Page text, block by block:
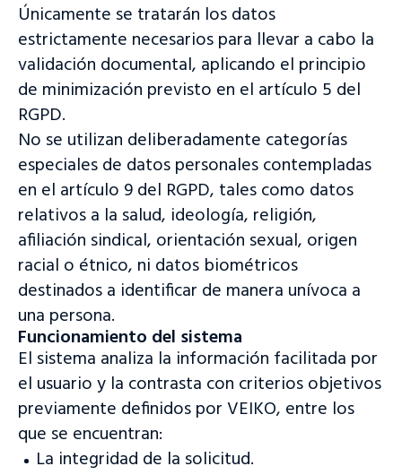
Únicamente se tratarán los datos
estrictamente necesarios para llevar a cabo la
validación documental, aplicando el principio
de minimización previsto en el artículo 5 del
RGPD.
No se utilizan deliberadamente categorías
especiales de datos personales contempladas
en el artículo 9 del RGPD, tales como datos
relativos a la salud, ideología, religión,
afiliación sindical, orientación sexual, origen
racial o étnico, ni datos biométricos
destinados a identificar de manera unívoca a
una persona.
Funcionamiento del sistema
El sistema analiza la información facilitada por
el usuario y la contrasta con criterios objetivos
previamente definidos por VEIKO, entre los
que se encuentran:
La integridad de la solicitud.
¡Bienvenido a nuestro sitio web!
Accede a la plataforma de tasación y subasta o visita nuestro
sitio web para más información.
Acceder a la plataforma
Visitar sitio web
¿Aún no tienes nuestra aplicación?
¡Descárgala ahora!